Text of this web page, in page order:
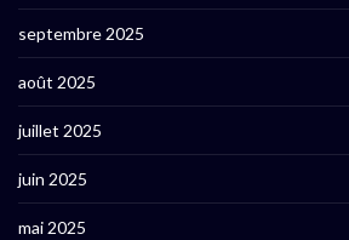
septembre 2025
août 2025
juillet 2025
juin 2025
mai 2025